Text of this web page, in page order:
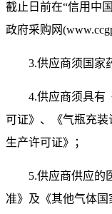
截止日前在“信用中
政府采购网
3.供应商须 国家
4.供应商须具有
可证》、《气瓶充
生产许可证》；
5.供应商供应的
准》及《其他气体国